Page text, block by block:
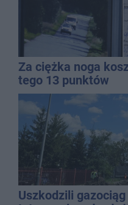
Za ciężka noga
tego 13 punktów
Uszkodzili